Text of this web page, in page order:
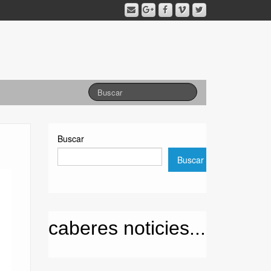
Buscar
Buscar
caberes noticies...